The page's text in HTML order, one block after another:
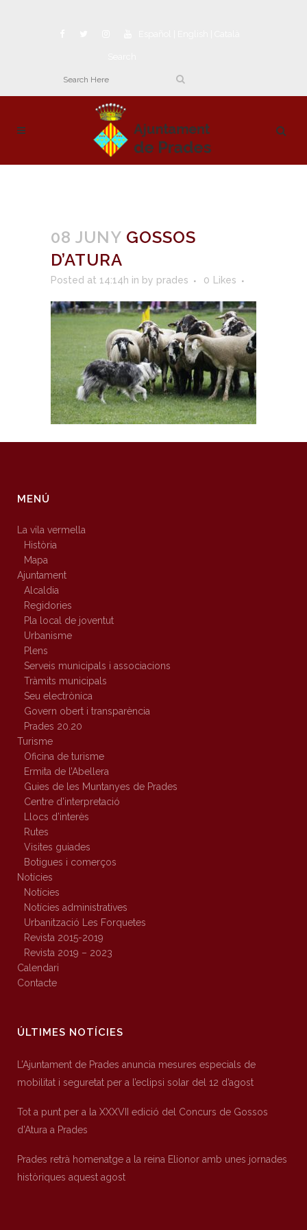
08 JUNY GOSSOS
D’ATURA
Posted at 14:14h in by prades 0 Likes
MENÚ
La vila vermella
Història
Mapa
Ajuntament
Alcaldia
Regidories
Pla local de joventut
Urbanisme
Plens
Serveis municipals i associacions
Tràmits municipals
Seu electrònica
Govern obert i transparència
Prades 20.20
Turisme
Oficina de turisme
Ermita de l’Abellera
Guies de les Muntanyes de Prades
Centre d’interpretació
Llocs d’interès
Rutes
Visites guiades
Botigues i comerços
Notícies
Notícies
Notícies administratives
Urbanització Les Forquetes
Revista 2015-2019
Revista 2019 – 2023
Calendari
Contacte
ÚLTIMES NOTÍCIES
L’Ajuntament de Prades anuncia mesures especials de
mobilitat i seguretat per a l’eclipsi solar del 12 d’agost
Tot a punt per a la XXXVII edició del Concurs de Gossos
d’Atura a Prades
Prades retrà homenatge a la reina Elionor amb unes jornades
històriques aquest agost